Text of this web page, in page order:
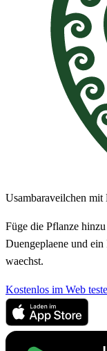
Usambaraveilchen mit
Füge die Pflanze
Duengeplaene und
waechst.
Kostenlos im Web